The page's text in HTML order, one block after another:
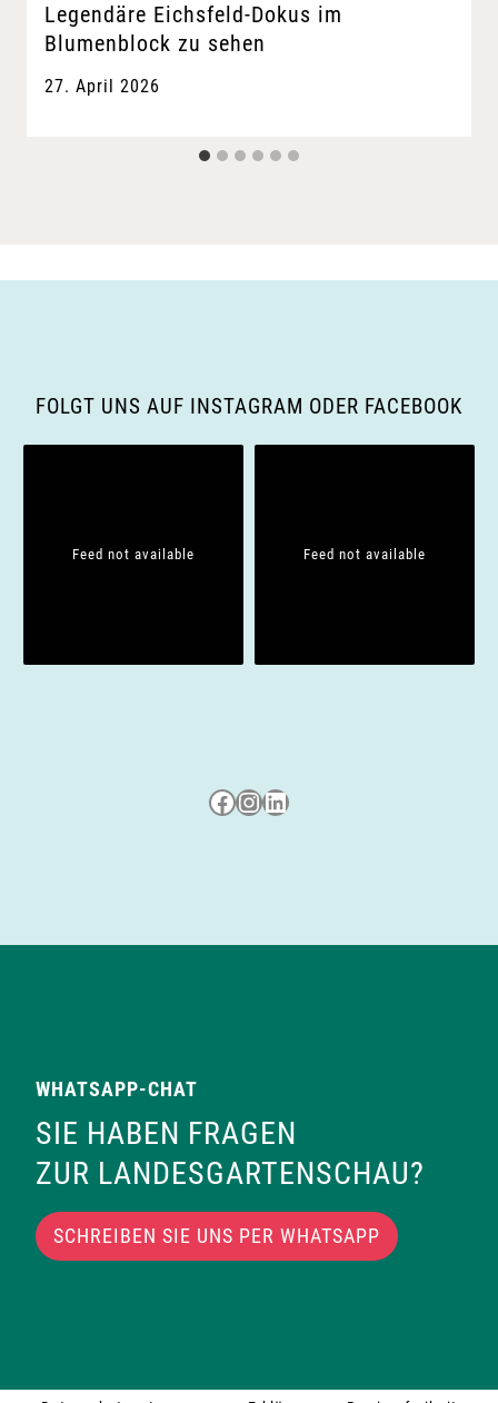
Legendäre Eichsfeld-Dokus im
Blumenblock zu sehen
27. April 2026
FOLGT UNS AUF INSTAGRAM ODER FACEBOOK
Feed not available Feed not available
Besuche uns auf Facebook
Besuche uns auf Instagram
LinkedIn
WHATSAPP-CHAT
SIE HABEN FRAGEN
ZUR LANDESGARTENSCHAU?
SCHREIBEN SIE UNS PER WHATSAPP